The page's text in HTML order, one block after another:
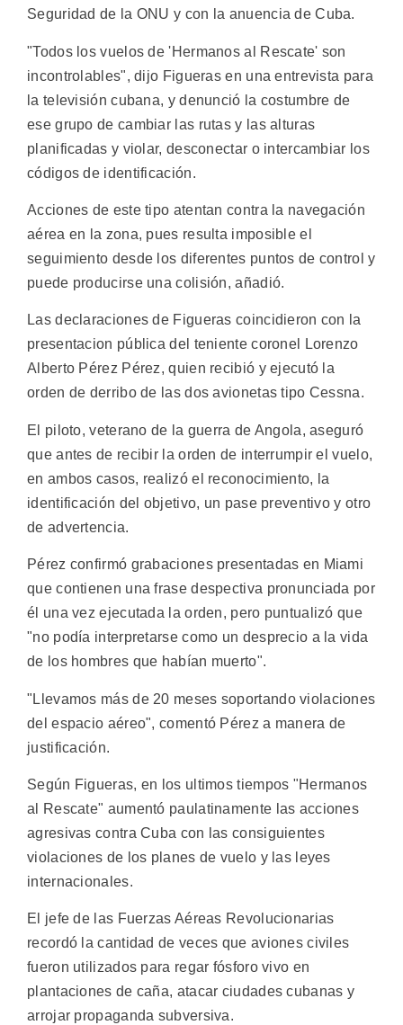
Seguridad de la ONU y con la anuencia de Cuba.
"Todos los vuelos de 'Hermanos al Rescate' son
incontrolables", dijo Figueras en una entrevista para
la televisión cubana, y denunció la costumbre de
ese grupo de cambiar las rutas y las alturas
planificadas y violar, desconectar o intercambiar los
códigos de identificación.
Acciones de este tipo atentan contra la navegación
aérea en la zona, pues resulta imposible el
seguimiento desde los diferentes puntos de control y
puede producirse una colisión, añadió.
Las declaraciones de Figueras coincidieron con la
presentacion pública del teniente coronel Lorenzo
Alberto Pérez Pérez, quien recibió y ejecutó la
orden de derribo de las dos avionetas tipo Cessna.
El piloto, veterano de la guerra de Angola, aseguró
que antes de recibir la orden de interrumpir el vuelo,
en ambos casos, realizó el reconocimiento, la
identificación del objetivo, un pase preventivo y otro
de advertencia.
Pérez confirmó grabaciones presentadas en Miami
que contienen una frase despectiva pronunciada por
él una vez ejecutada la orden, pero puntualizó que
"no podía interpretarse como un desprecio a la vida
de los hombres que habían muerto".
"Llevamos más de 20 meses soportando violaciones
del espacio aéreo", comentó Pérez a manera de
justificación.
Según Figueras, en los ultimos tiempos "Hermanos
al Rescate" aumentó paulatinamente las acciones
agresivas contra Cuba con las consiguientes
violaciones de los planes de vuelo y las leyes
internacionales.
El jefe de las Fuerzas Aéreas Revolucionarias
recordó la cantidad de veces que aviones civiles
fueron utilizados para regar fósforo vivo en
plantaciones de caña, atacar ciudades cubanas y
arrojar propaganda subversiva.